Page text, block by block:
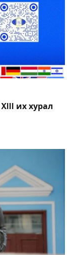
их хурал